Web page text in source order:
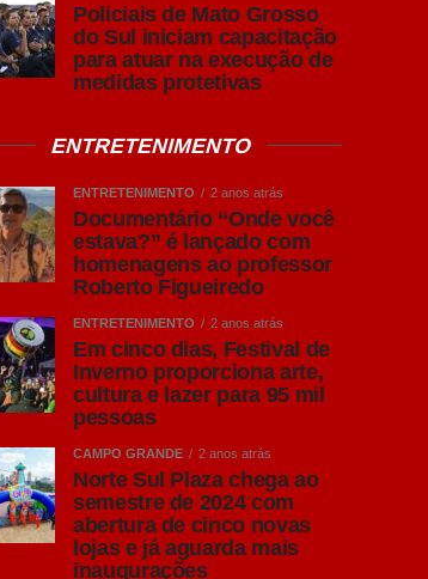
Policiais de Mato Grosso
do Sul iniciam capacitação
para atuar na execução de
medidas protetivas
ENTRETENIMENTO
ENTRETENIMENTO 2 anos atrás
Documentário “Onde você
estava?” é lançado com
homenagens ao professor
Roberto Figueiredo
ENTRETENIMENTO 2 anos atrás
Em cinco dias, Festival de
Inverno proporciona arte,
cultura e lazer para 95 mil
pessoas
CAMPO GRANDE 2 anos atrás
Norte Sul Plaza chega ao
semestre de 2024 com
abertura de cinco novas
lojas e já aguarda mais
inaugurações